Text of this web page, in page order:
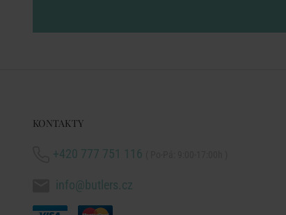
KONTAKTY
+420 777 751 116
info@butlers.cz